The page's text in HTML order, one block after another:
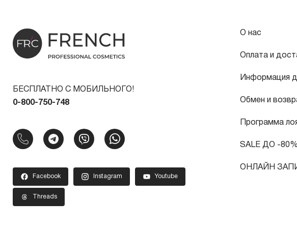
БЕСПЛАТНО С МОБИЛЬНОГО!
0-800-750-748
Facebook Instagram Youtube
Threads
О нас
Оплата и
Информация
Обмен и
Программа
SALE ДО -80%
ОНЛАЙН